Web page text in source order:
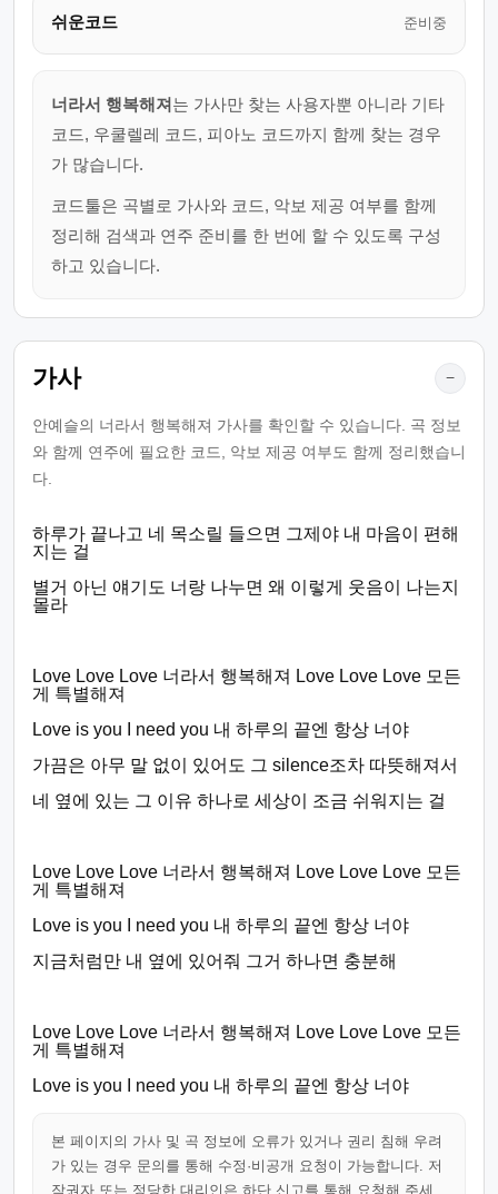
쉬운코드 준비중
너라서 행복해져는 가사만 찾는 사용자뿐 아니라 기타
코드, 우쿨렐레 코드, 피아노 코드까지 함께 찾는 경우
가 많습니다.
코드툴은 곡별로 가사와 코드, 악보 제공 여부를 함께
정리해 검색과 연주 준비를 한 번에 할 수 있도록 구성
하고 있습니다.
가사 −
안예슬의 너라서 행복해져 가사를 확인할 수 있습니다. 곡 정보
와 함께 연주에 필요한 코드, 악보 제공 여부도 함께 정리했습니
다.
하루가 끝나고 네 목소릴 들으면 그제야 내 마음이 편해
지는 걸
별거 아닌 얘기도 너랑 나누면 왜 이렇게 웃음이 나는지
몰라
Love Love Love 너라서 행복해져 Love Love Love 모든
게 특별해져
Love is you I need you 내 하루의 끝엔 항상 너야
가끔은 아무 말 없이 있어도 그 silence조차 따뜻해져서
네 옆에 있는 그 이유 하나로 세상이 조금 쉬워지는 걸
Love Love Love 너라서 행복해져 Love Love Love 모든
게 특별해져
Love is you I need you 내 하루의 끝엔 항상 너야
지금처럼만 내 옆에 있어줘 그거 하나면 충분해
Love Love Love 너라서 행복해져 Love Love Love 모든
게 특별해져
Love is you I need you 내 하루의 끝엔 항상 너야
본 페이지의 가사 및 곡 정보에 오류가 있거나 권리 침해 우려
가 있는 경우 문의를 통해 수정·비공개 요청이 가능합니다. 저
작권자 또는 정당한 대리인은 하단 신고를 통해 요청해 주세